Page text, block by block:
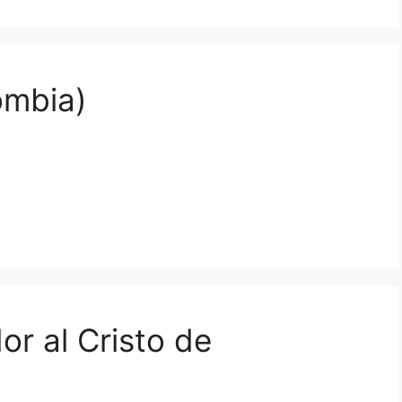
al Cristo de